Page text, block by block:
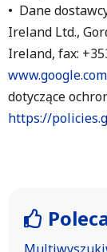
• Dane
Ireland Ltd.,
Ireland, fax:
dotyczące
https://